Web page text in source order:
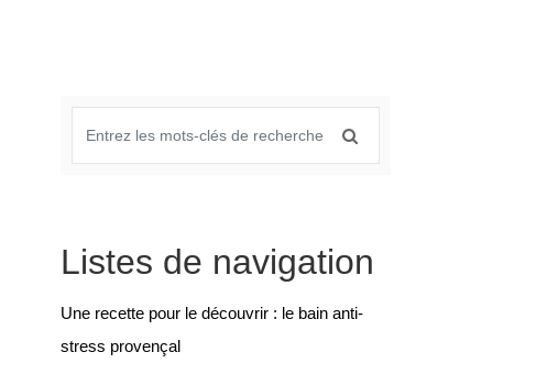
Listes de navigation
Une recette pour le découvrir : le bain anti-
stress provençal